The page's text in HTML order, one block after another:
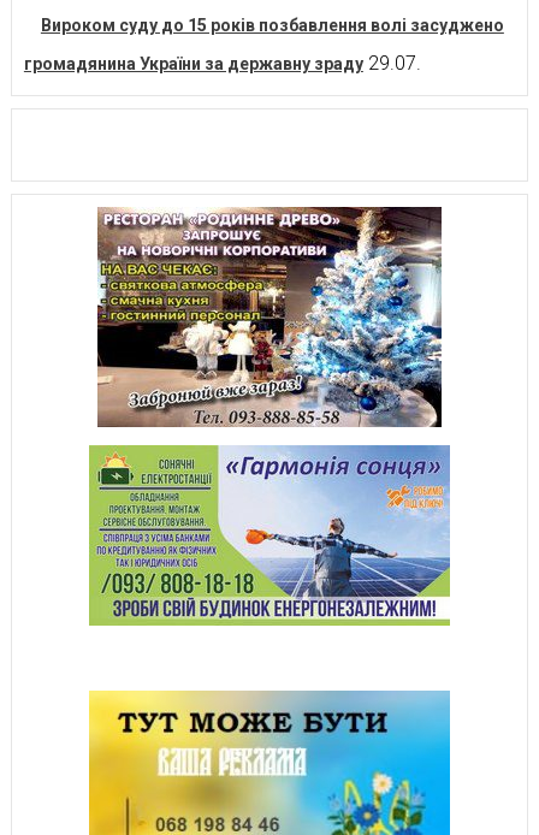
Вироком суду до 15 років позбавлення волі засуджено
громадянина України за державну зраду 29.07.